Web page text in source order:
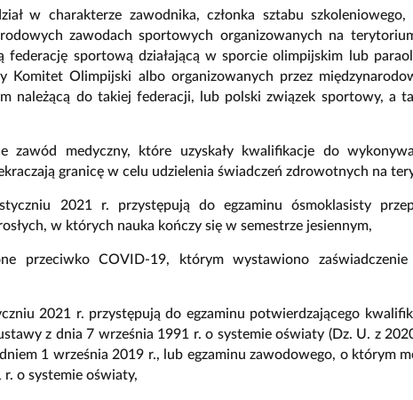
w charakterze zawodnika, członka sztabu
zawodach sportowych organizowanych na
federację sportową działającą w sporcie olimpijskim lub
Komitet Olimpijski albo organizowanych przez
należącą do takiej federacji, lub polski związek sportowy, a
zawód medyczny, które uzyskały kwalifikacje do
granicę w celu udzielenia świadczeń zdrowotnych na
2021 r. przystępują do egzaminu ósmoklasisty
w których nauka kończy się w semestrze jesiennym,
przeciwko COVID-19, którym wystawiono
2021 r. przystępują do egzaminu potwierdzającego
z dnia 7 września 1991 r. o systemie oświaty (Dz. U. z
1 września 2019 r., lub egzaminu zawodowego, o którym
o systemie oświaty,